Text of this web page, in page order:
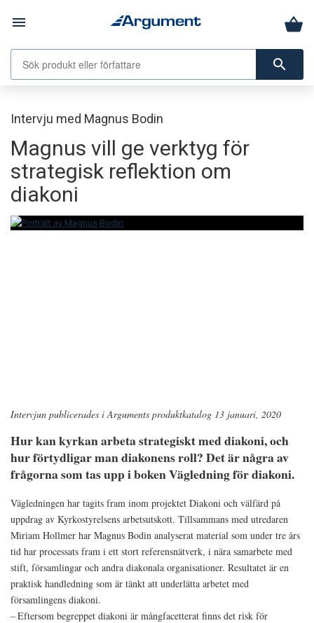
menu
search
Intervju med Magnus Bodin
Magnus vill ge verktyg för
strategisk reflektion om
diakoni
Intervjun publicerades i Arguments produktkatalog 13 januari, 2020
Hur kan kyrkan arbeta strategiskt med diakoni, och
hur förtydligar man diakonens roll? Det är några av
frågorna som tas upp i boken Vägledning för diakoni.
Vägledningen har tagits fram inom projektet Diakoni och välfärd på
uppdrag av Kyrkostyrelsens arbetsutskott. Tillsammans med utredaren
Miriam Hollmer har Magnus Bodin analyserat material som under tre års
tid har processats fram i ett stort referensnätverk, i nära samarbete med
stift, församlingar och andra diakonala organisationer. Resultatet är en
praktisk handledning som är tänkt att underlätta arbetet med
församlingens diakoni.
– Eftersom begreppet diakoni är mångfacetterat finns det risk för